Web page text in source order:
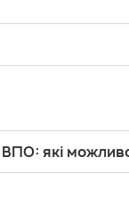
які